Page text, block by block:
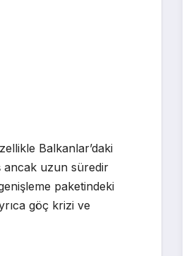
Balkanlar’daki
ancak uzun süredir
paketindeki
göç krizi ve